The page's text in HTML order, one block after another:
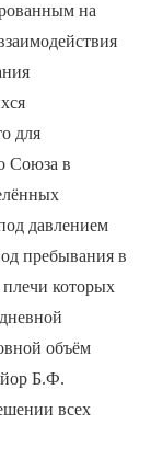
на
для
Союза в
давлением
пребывания в
которых
объём
Б.Ф.
всех